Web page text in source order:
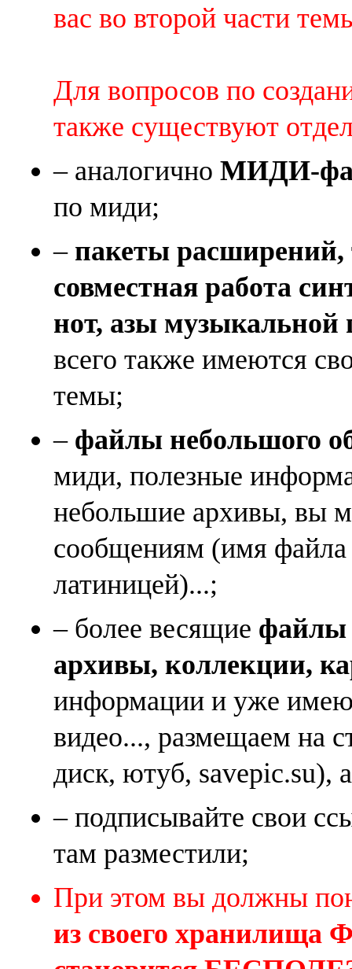
вас во второй части
Для вопросов по
также существуют
– аналогично МИДИ-
по миди;
– пакеты
совместная работа
нот, азы музыкальной
всего также имеются
темы;
– файлы небольшого
миди, полезные
небольшие архивы, вы
сообщениям (имя
латиницей)...;
– более весящие файлы
архивы, коллекции,
информации и уже
видео..., размещаем на
диск, ютуб, savepic.su),
– подписывайте свои
там разместили;
При этом вы должны
из своего